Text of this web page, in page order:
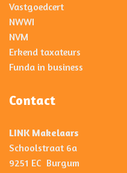
Vastgoedcert
NWWI
NVM
Erkend taxateurs
Funda in business
Contact
LINK Makelaars
Schoolstraat 6a
9251 EC Burgum